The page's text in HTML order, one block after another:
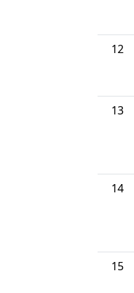
12
13
14
15